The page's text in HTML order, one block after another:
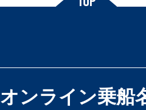
オンライン乗船